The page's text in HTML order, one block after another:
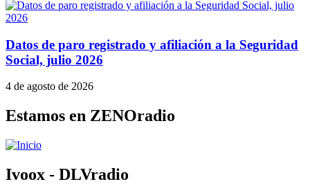
Datos de paro registrado y afiliación a la Seguridad
Social, julio 2026
4 de agosto de 2026
Estamos en ZENOradio
Ivoox - DLVradio